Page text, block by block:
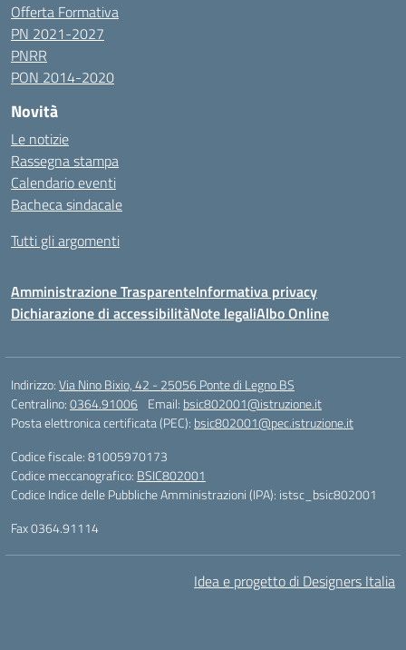
Offerta Formativa
PN 2021-2027
PNRR
PON 2014-2020
Novità
Le notizie
Rassegna stampa
Calendario eventi
Bacheca sindacale
Tutti gli argomenti
Amministrazione TrasparenteInformativa privacy
Dichiarazione di accessibilitàNote legaliAlbo Online
Indirizzo:Via Nino Bixio, 42 - 25056 Ponte di Legno BS
Centralino:0364.91006 Email: bsic802001@istruzione.it
Posta elettronica certificata (PEC): bsic802001@pec.istruzione.it
Codice fiscale: 81005970173
Codice meccanografico: BSIC802001
Codice Indice delle Pubbliche Amministrazioni (IPA): istsc_bsic802001
Fax 0364.91114
Idea e progetto di Designers Italia